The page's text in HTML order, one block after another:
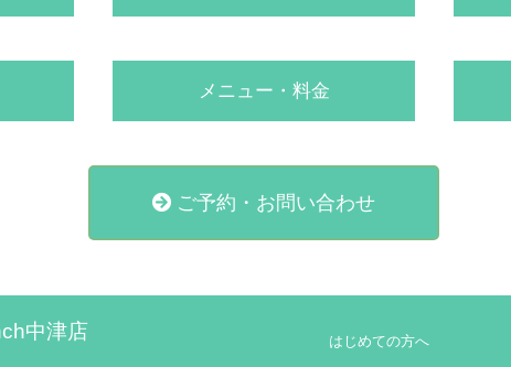
メニュー・料金
ご予約・お問い合わせ
中津店 はじめての方へ